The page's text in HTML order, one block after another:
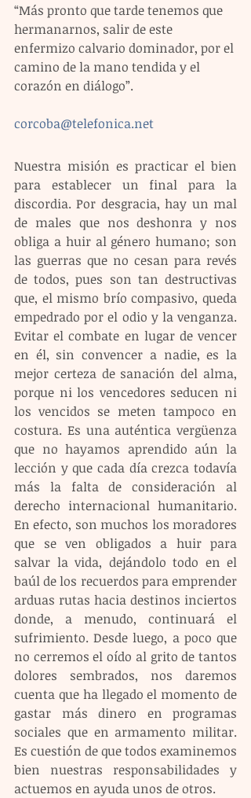
“Más pronto que tarde tenemos que
hermanarnos, salir de este
enfermizo calvario dominador, por el
camino de la mano tendida y el
corazón en diálogo”.
corcoba@telefonica.net
Nuestra misión es practicar el bien
para establecer un final para la
discordia. Por desgracia, hay un mal
de males que nos deshonra y nos
obliga a huir al género humano; son
las guerras que no cesan para revés
de todos, pues son tan destructivas
que, el mismo brío compasivo, queda
empedrado por el odio y la venganza.
Evitar el combate en lugar de vencer
en él, sin convencer a nadie, es la
mejor certeza de sanación del alma,
porque ni los vencedores seducen ni
los vencidos se meten tampoco en
costura. Es una auténtica vergüenza
que no hayamos aprendido aún la
lección y que cada día crezca todavía
más la falta de consideración al
derecho internacional humanitario.
En efecto, son muchos los moradores
que se ven obligados a huir para
salvar la vida, dejándolo todo en el
baúl de los recuerdos para emprender
arduas rutas hacia destinos inciertos
donde, a menudo, continuará el
sufrimiento. Desde luego, a poco que
no cerremos el oído al grito de tantos
dolores sembrados, nos daremos
cuenta que ha llegado el momento de
gastar más dinero en programas
sociales que en armamento militar.
Es cuestión de que todos examinemos
bien nuestras responsabilidades y
actuemos en ayuda unos de otros.